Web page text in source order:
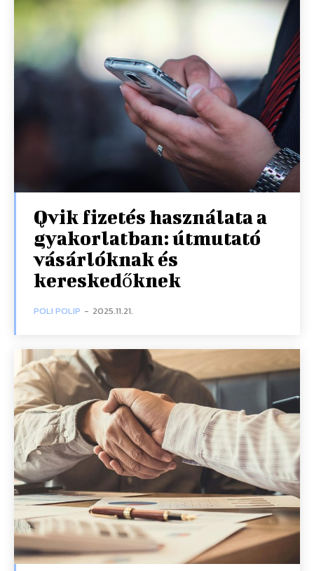
Qvik fizetés használata a
gyakorlatban: útmutató
vásárlóknak és
kereskedőknek
POLI POLIP - 2025.11.21.